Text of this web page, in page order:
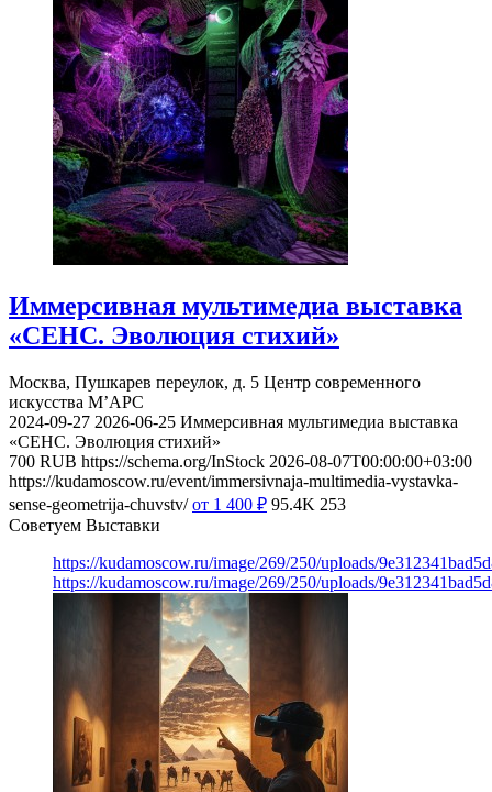
Иммерсивная мультимедиа выставка
«СЕНС. Эволюция стихий»
Москва, Пушкарев переулок, д. 5 Центр современного
искусства М’АРС
2024-09-27 2026-06-25 Иммерсивная мультимедиа выставка
«СЕНС. Эволюция стихий»
700 RUB https://schema.org/InStock 2026-08-07T00:00:00+03:00
https://kudamoscow.ru/event/immersivnaja-multimedia-vystavka-
sense-geometrija-chuvstv/ от 1 400 ₽ 95.4K 253
Советуем Выставки
https://kudamoscow.ru/image/269/250/uploads/
https://kudamoscow.ru/image/269/250/uploads/